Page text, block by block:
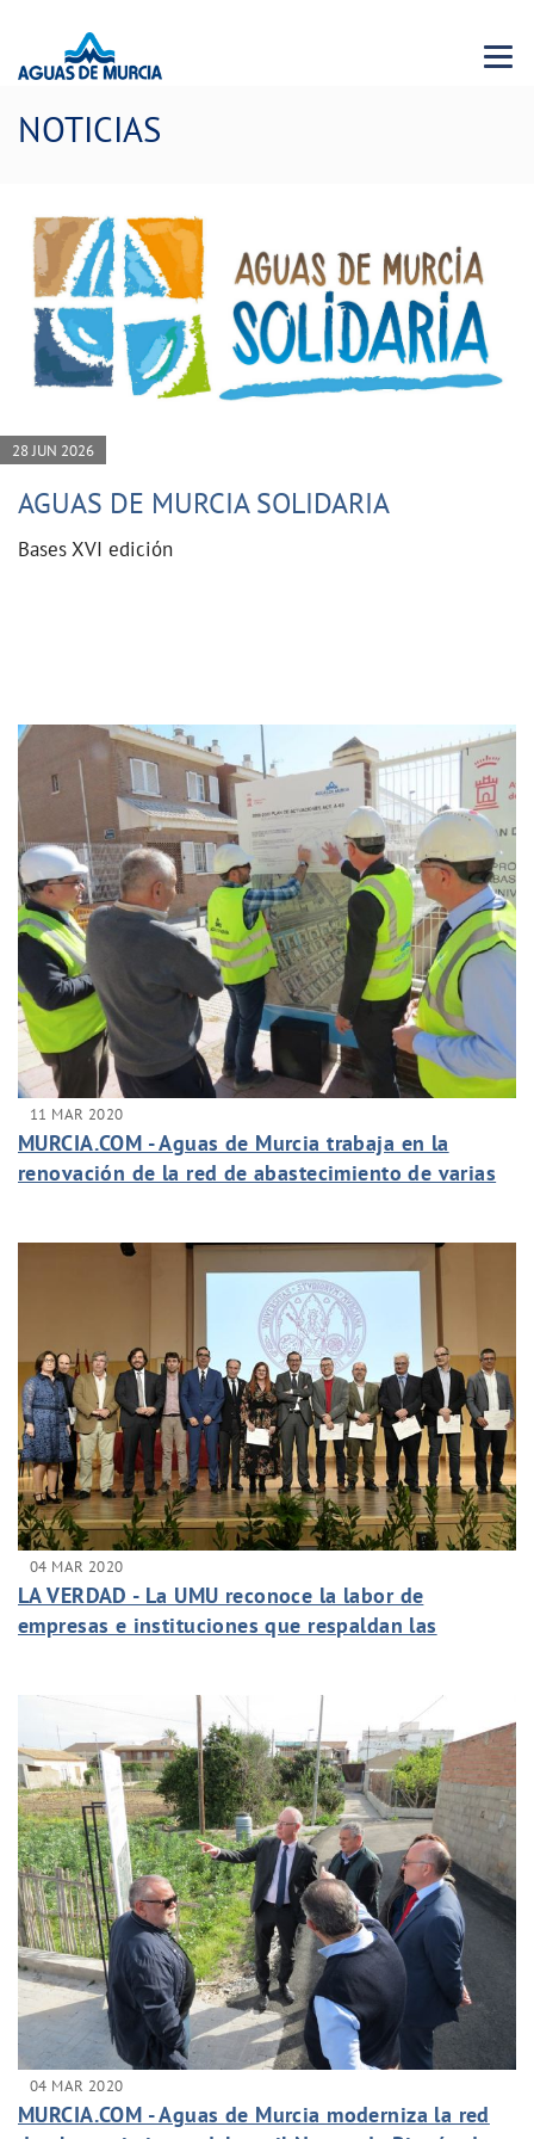
Menu
NOTICIAS
28 JUN 2026
AGUAS DE MURCIA SOLIDARIA
Bases XVI edición
11 MAR 2020
MURCIA.COM - Aguas de Murcia trabaja en la
renovación de la red de abastecimiento de varias
04 MAR 2020
LA VERDAD - La UMU reconoce la labor de
empresas e instituciones que respaldan las
04 MAR 2020
MURCIA.COM - Aguas de Murcia moderniza la red